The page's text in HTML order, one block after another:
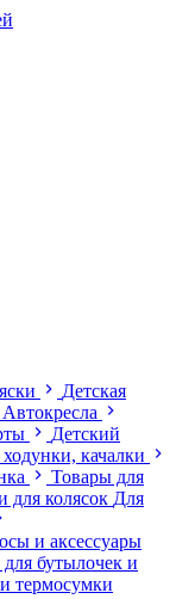
Детская
Автокресла
Детский
качалки
Товары для
для колясок Для
и аксессуары
бутылочек и
термосумки